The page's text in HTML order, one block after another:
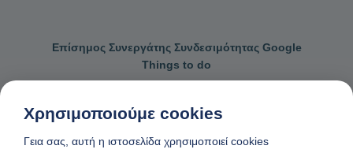
Επίσημος Συνεργάτης Συνδεσιμότητας Google
Things to do
Επικοινωνήστε μαζί μας Γενικοί όροι κρατήσεων
Χρησιμοποιούμε cookies
Γεια σας, αυτή η ιστοσελίδα χρησιμοποιεί cookies